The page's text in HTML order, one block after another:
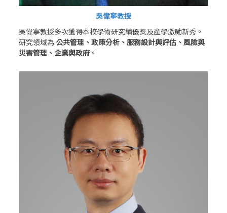
吳偉寧教授
吳偉寧教授多次獲得本校學術研究績優獎及產學激勵新秀。
研究領域為 公共管理、政策分析、服務設計與評估、風險與
災害管理、企業與政府。